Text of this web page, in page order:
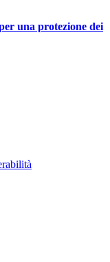
una protezione dei